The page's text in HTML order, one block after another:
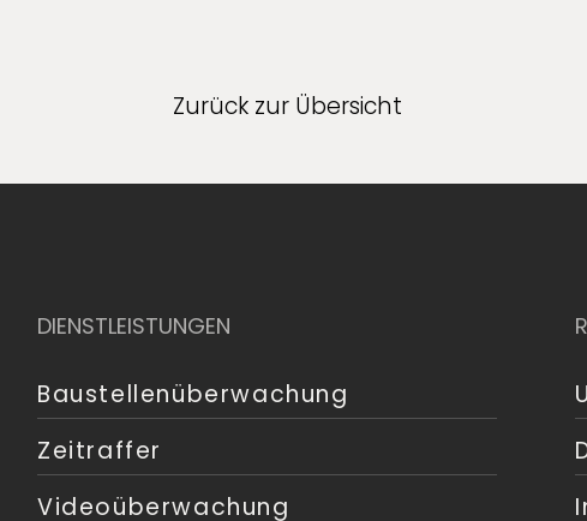
Zurück zur Übersicht
DIENSTLEISTUNGEN
Baustellenüberwachung
Zeitraffer
Videoüberwachung